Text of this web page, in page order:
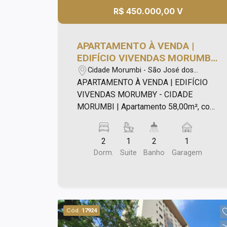
R$ 450.000,00 V
APARTAMENTO À VENDA |
EDIFÍCIO VIVENDAS MORUMBY
- CIDADE MORUMBI |
Cidade Morumbi - São José dos
Campos/SP
APARTAMENTO À VENDA | EDIFÍCIO
VIVENDAS MORUMBY - CIDADE
MORUMBI | Apartamento 58,00m², com:
armários; - Banheiro social; - Sala para
02 ambientes; - Cozinha com armários;
- Área de serviço; - Móveis planejados
de garagem; Área de lazer com: - Salão
de festas; - Churrasqueira; Agende sua
2
Dorm.
1
Suite
2
Banho
1
Garagem
Cód. 17924